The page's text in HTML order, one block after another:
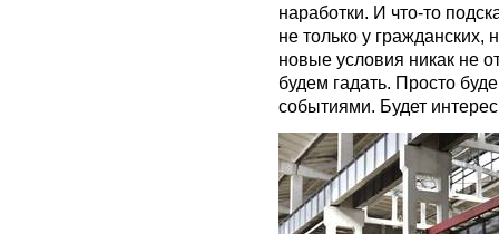
наработки. И что-то
не только у
новые условия никак не
будем гадать. Просто
событиями. Будет